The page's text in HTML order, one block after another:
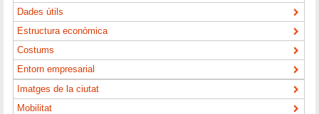
Dades útils
Estructura econòmica
Costums
Entorn empresarial
Imatges de la ciutat
Mobilitat